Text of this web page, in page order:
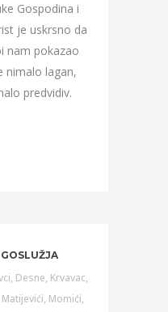
Gospodina i
je uskrsno da
nam pokazao
nimalo lagan,
predvidiv.
, Desne, Krvavac,
Matijevići, Momići,